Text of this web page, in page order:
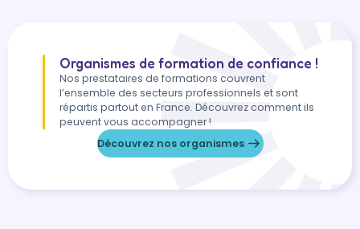
Organismes de formation de confiance !
Nos prestataires de formations couvrent
l’ensemble des secteurs professionnels et sont
répartis partout en France. Découvrez comment ils
peuvent vous accompagner !
Découvrez nos organismes